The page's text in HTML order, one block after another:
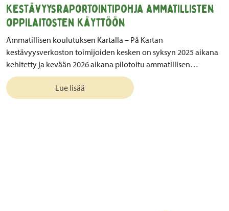
Kestävyysraportointipohja ammatillisten
oppilaitosten käyttöön
Ammatillisen koulutuksen Kartalla – På Kartan
kestävyysverkoston toimijoiden kesken on syksyn 2025 aikana
kehitetty ja kevään 2026 aikana pilotoitu ammatillisen…
Lue lisää